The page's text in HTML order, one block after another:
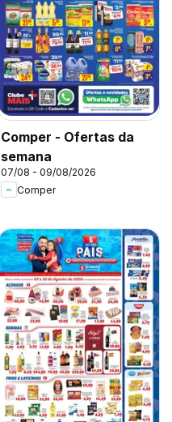
Comper - Ofertas da
semana
07/08 - 09/08/2026
Comper